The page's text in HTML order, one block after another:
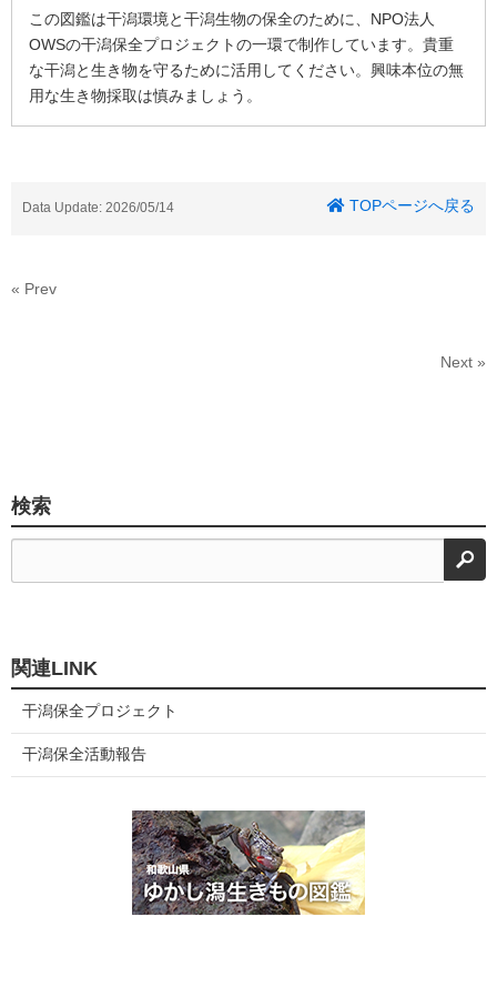
この図鑑は干潟環境と干潟生物の保全のために、NPO法人
OWSの干潟保全プロジェクトの一環で制作しています。貴重
な干潟と生き物を守るために活用してください。興味本位の無
用な生き物採取は慎みましょう。
Data Update: 2026/05/14 TOPページへ戻る
« Prev
Next »
検索
検
関連LINK
干潟保全プロジェクト
干潟保全活動報告